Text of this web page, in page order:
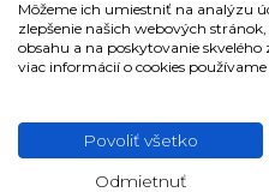
SPONA
Môžeme ich umiestniť na analýzu
zlepšenie našich webových
obsahu a na poskytovanie
viac informácií o cookies používame
Povoliť všetko
Odmietnuť